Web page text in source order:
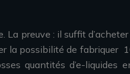
preuve : il suffit
possibilité de fabriquer
quantités d’e-liquides